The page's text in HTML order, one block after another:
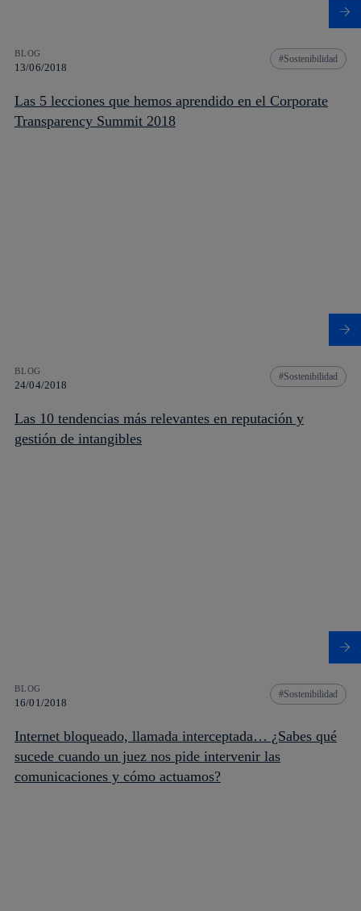
BLOG
13/06/2018
Sostenibilidad
Las 5 lecciones que hemos aprendido en el Corporate
Transparency Summit 2018
BLOG
24/04/2018
Sostenibilidad
Las 10 tendencias más relevantes en reputación y
gestión de intangibles
BLOG
16/01/2018
Sostenibilidad
Internet bloqueado, llamada interceptada… ¿Sabes qué
sucede cuando un juez nos pide intervenir las
comunicaciones y cómo actuamos?